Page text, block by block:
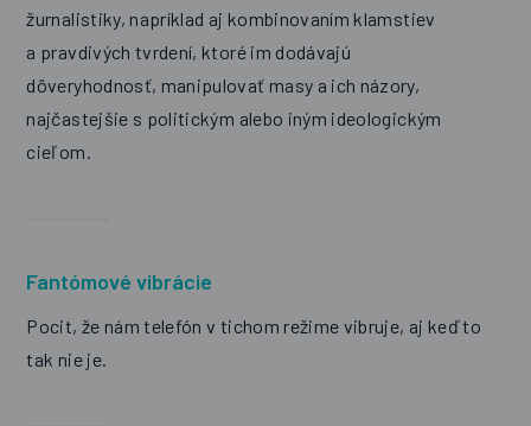
žurnalistiky, napríklad aj kombinovaním klamstiev
a pravdivých tvrdení, ktoré im dodávajú
dôveryhodnosť, manipulovať masy a ich názory,
najčastejšie s politickým alebo iným ideologickým
cieľom.
Fantómové vibrácie
Pocit, že nám telefón v tichom režime vibruje, aj keď to
tak nie je.